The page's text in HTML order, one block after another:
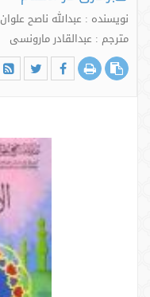
نویسنده : عبدالله ناصح علوان
مترجم : عبدالقادر مارونسی